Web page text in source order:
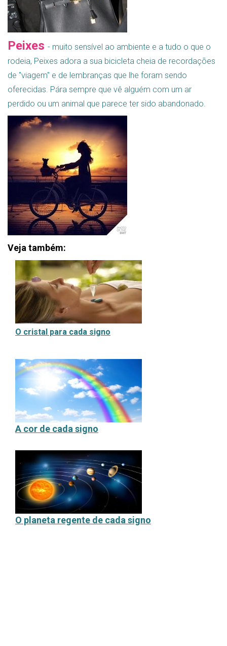
Peixes - muito sensível ao ambiente e a tudo o que o
rodeia, Peixes adora a sua bicicleta cheia de recordações
de "viagem" e de lembranças que lhe foram sendo
oferecidas. Pára sempre que vê alguém com um ar
perdido ou um animal que parece ter sido abandonado.
Veja também:
O cristal para cada signo
A cor de cada signo
O planeta regente de cada signo